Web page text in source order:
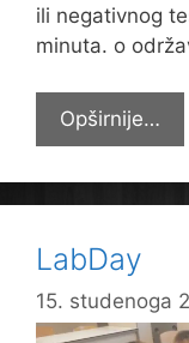
ili negativnog
minuta. o
Opširnije…
ZA
19
LabDay
15. studenoga